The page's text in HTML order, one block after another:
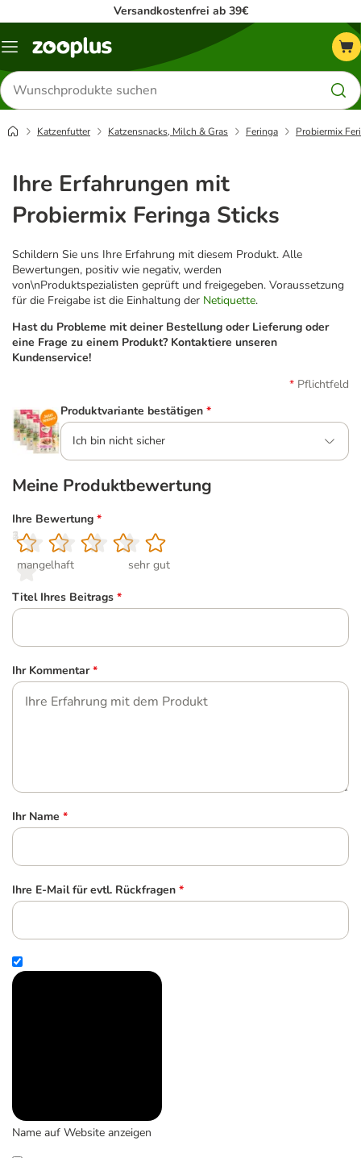
Versandkostenfrei ab 39€
Menü
Produkte
suchen
Katzenfutter Katzensnacks, Milch & Gras Feringa Probiermix
Ihre Erfahrungen mit
Probiermix Feringa Sticks
Schildern Sie uns Ihre Erfahrung mit diesem Produkt. Alle
Bewertungen, positiv wie negativ, werden
von\nProduktspezialisten geprüft und freigegeben. Voraussetzung
für die Freigabe ist die Einhaltung der Netiquette.
Hast du Probleme mit deiner Bestellung oder Lieferung oder
eine Frage zu einem Produkt? Kontaktiere unseren
Kundenservice!
Pflichtfeld
Produktvariante bestätigen *
Ich bin nicht sicher
Meine Produktbewertung
Ihre Bewertung *
1
mangelhaft
2
3
4
5
sehr gut
Titel Ihres Beitrags *
Ihr Kommentar *
Ihr Name *
Ihre E-Mail für evtl. Rückfragen *
Name auf Website anzeigen